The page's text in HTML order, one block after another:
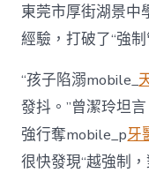
東莞市厚街湖景中
經驗，打破了“強制
“孩子陷溺mobile_
發抖。”曾潔玲坦
強行奪mobile_p牙
很快發現“越強制